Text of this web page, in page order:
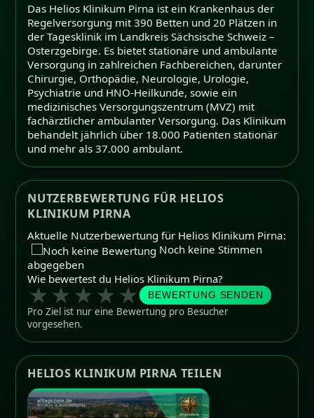
Das Helios Klinikum Pirna ist ein Krankenhaus der
Regelversorgung mit 390 Betten und 20 Plätzen in
der Tagesklinik im Landkreis Sächsische Schweiz –
Osterzgebirge. Es bietet stationäre und ambulante
Versorgung in zahlreichen Fachbereichen, darunter
Chirurgie, Orthopädie, Neurologie, Urologie,
Psychiatrie und HNO-Heilkunde, sowie ein
medizinisches Versorgungszentrum (MVZ) mit
fachärztlicher ambulanter Versorgung. Das Klinikum
behandelt jährlich über 18.000 Patienten stationär
und mehr als 37.000 ambulant.
NUTZERBEWERTUNG FÜR HELIOS
KLINIKUM PIRNA
Aktuelle Nutzerbewertung für Helios Klinikum Pirna:
Noch keine Stimmen
abgegeben
Wie bewertest du Helios Klinikum Pirna?
★
★
★
★
★ BEWERTUNG SENDEN
Pro Ziel ist nur eine Bewertung pro Besucher
vorgesehen.
HELIOS KLINIKUM PIRNA TEILEN